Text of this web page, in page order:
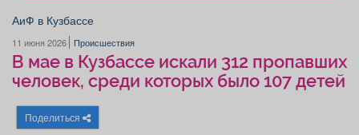
Работа
АиФ в Кузбассе
11 июня 2026 Происшествия
В мае в Кузбассе искали 312 пропавших
человек, среди которых было 107 детей
Поделиться